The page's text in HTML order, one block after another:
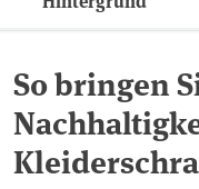
So bringen